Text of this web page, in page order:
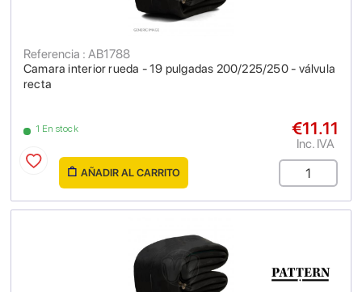
Camara interior rueda - 19 pulgadas 200/225/250 - válvula
recta
Referencia : AB1788
1 En stock €11.11
Inc. IVA
AÑADIR AL CARRITO